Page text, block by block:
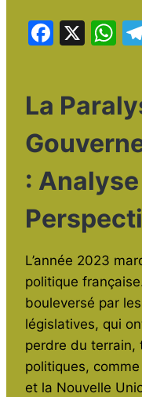
F
e
b
o
o
k
X
W
s
A
p
p
La
:
L’année 2023
politique
bouleversé par
législatives, qui
perdre du terrain,
politiques,
et la Nouvelle